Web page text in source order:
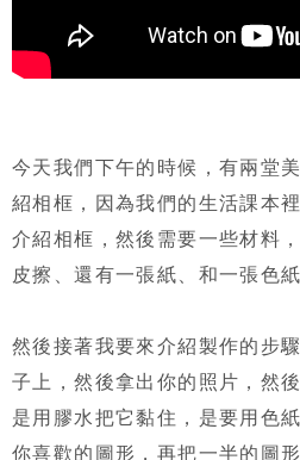
今天我們下午的時候，有兩堂
紹相框，因為我們的生活課本
介紹相框，然後需要一些材料
皮擦、還有一張紙、和一張色紙
然後接著我要來介紹製作的步
子上，然後拿出你的照片，然
是用膠水把它黏住，是要用色
你喜歡的圖形，再把一半的圖